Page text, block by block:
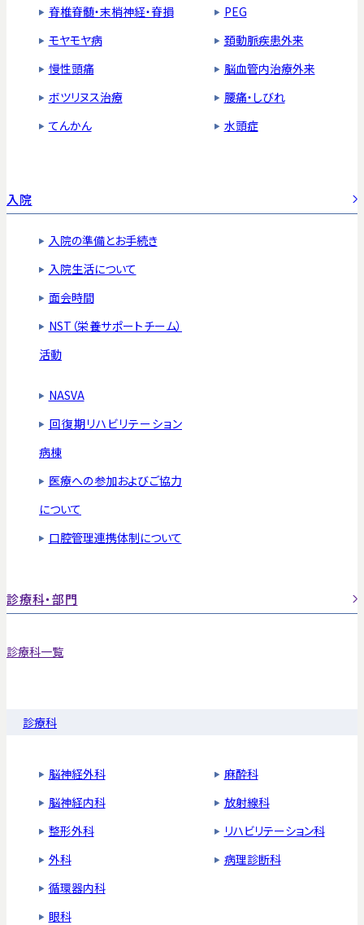
脊椎脊髄・末梢神経・脊損
モヤモヤ病
慢性頭痛
ボツリヌス治療
てんかん
PEG
頚動脈疾患外来
脳血管内治療外来
腰痛・しびれ
水頭症
入院
入院の準備とお手続き
入院生活について
面会時間
NST（栄養サポートチーム）
活動
NASVA
回復期リハビリテーション
病棟
医療への参加およびご協力
について
口腔管理連携体制について
診療科・部門
診療科一覧
診療科
脳神経外科
脳神経内科
整形外科
外科
循環器内科
眼科
麻酔科
放射線科
リハビリテーション科
病理診断科